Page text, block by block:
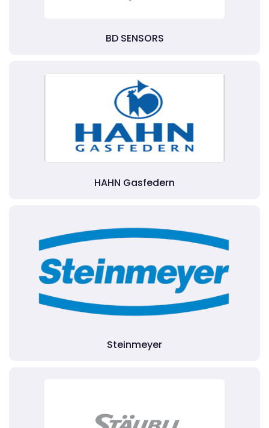
BD SENSORS
HAHN Gasfedern
Steinmeyer